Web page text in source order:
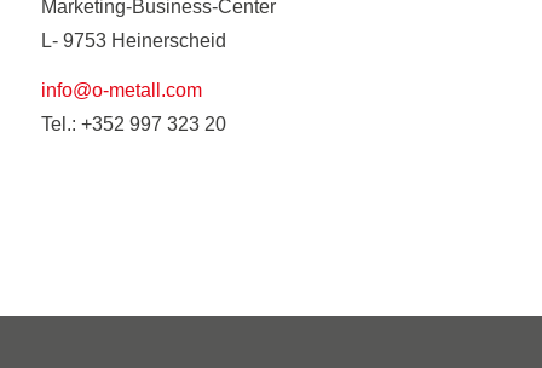
Marketing-Business-Center
L- 9753 Heinerscheid
info@o-metall.com
Tel.: +352 997 323 20